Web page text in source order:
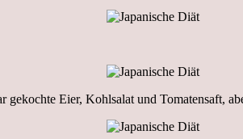
Eier, Kohlsalat und Tomatensaft,